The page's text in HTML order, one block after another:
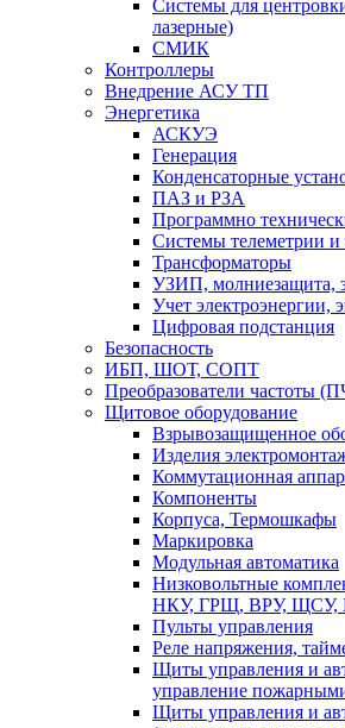
Системы для
лазерные)
СМИК
Контроллеры
Внедрение АСУ ТП
Энергетика
АСКУЭ
Генерация
Конденсаторные
ПАЗ и РЗА
Программно
Системы телеметрии и
Трансформаторы
УЗИП, молниезащита,
Учет электроэнергии,
Цифровая подстанция
Безопасность
ИБП, ШОТ, СОПТ
Преобразователи частоты
Щитовое оборудование
Взрывозащищенное
Изделия
Коммутационная
Компоненты
Корпуса, Термошкафы
Маркировка
Модульная автоматика
Низковольтные
НКУ, ГРЩ, ВРУ, ЩСУ,
Пульты управления
Реле напряжения,
Щиты управления и
управление
Щиты управления и